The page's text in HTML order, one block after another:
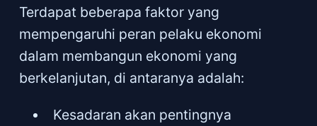
Terdapat beberapa faktor yang
mempengaruhi peran pelaku ekonomi
dalam membangun ekonomi yang
berkelanjutan, di antaranya adalah:
Kesadaran akan pentingnya